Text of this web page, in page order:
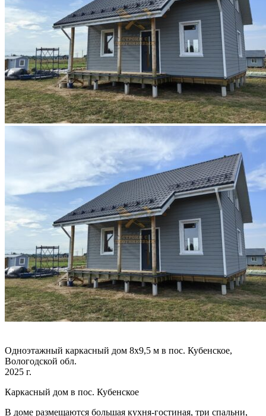
Одноэтажный каркасный дом 8х9,5 м в пос. Кубенское,
Вологодской обл.
2025 г.
Каркасный дом в пос. Кубенское
В доме размещаются большая кухня-гостиная, три спальни,